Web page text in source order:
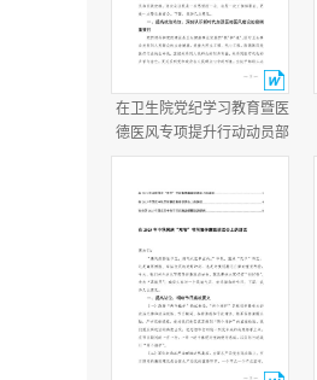
在卫生院党纪学习教育暨医
德医风专项提升行动动员部
署会上的讲话在医院医德医
署会议上的讲话.docx